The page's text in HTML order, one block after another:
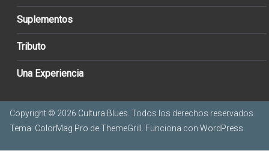
Suplementos
Tributo
Una Experiencia
Copyright © 2026 Cultura Blues . Todos los derechos reservados.
Tema: ColorMag Pro de ThemeGrill. Funciona con WordPress